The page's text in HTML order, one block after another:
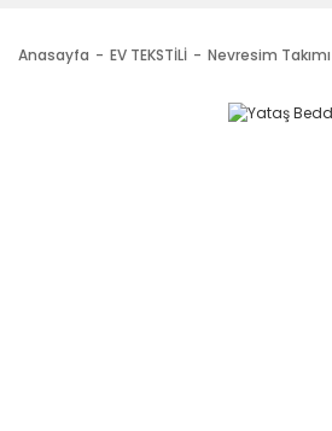
Anasayfa EV TEKSTİLİ Nevresim Takımı